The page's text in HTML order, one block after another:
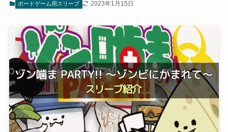
ボードゲーム用スリーブ 2023年1月15日